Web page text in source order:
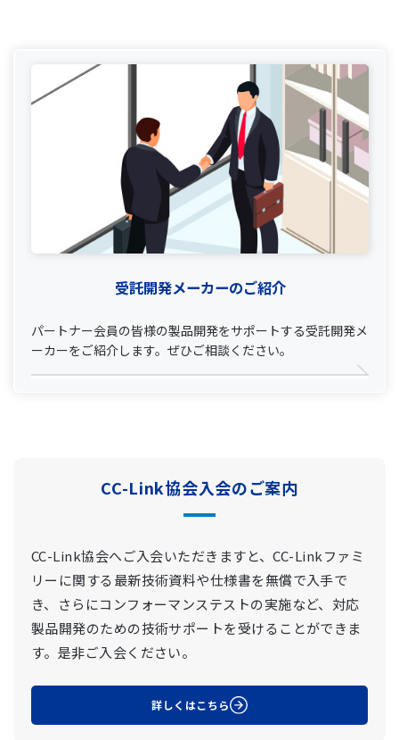
受託開発メーカーのご紹介
パートナー会員の皆様の製品開発をサポートする受託開発メ
ーカーをご紹介します。ぜひご相談ください。
CC-Link協会入会のご案内
CC-Link協会へご入会いただきますと、CC-Linkファミ
リーに関する最新技術資料や仕様書を無償で入手で
き、さらにコンフォーマンステストの実施など、対応
製品開発のための技術サポートを受けることができま
す。是非ご入会ください。
詳しくはこちら